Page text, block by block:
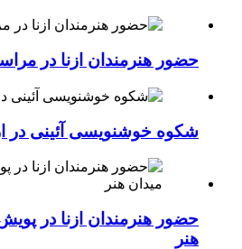
حضور هنرمندان ازنا در
شکوه خوشنویسی آئینی در
حضور هنرمندان ازنا در
هنر